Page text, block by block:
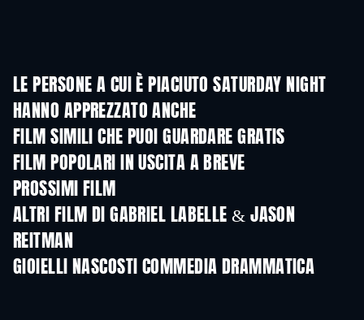
LE PERSONE A CUI È PIACIUTO SATURDAY NIGHT
HANNO APPREZZATO ANCHE
FILM SIMILI CHE PUOI GUARDARE GRATIS
FILM POPOLARI IN USCITA A BREVE
PROSSIMI FILM
ALTRI FILM DI GABRIEL LABELLE & JASON
REITMAN
GIOIELLI NASCOSTI COMMEDIA DRAMMATICA